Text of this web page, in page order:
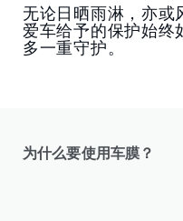
无论日晒雨淋，亦或
爱车给予的保护始终
多一重守护。
为什么要使用车膜？